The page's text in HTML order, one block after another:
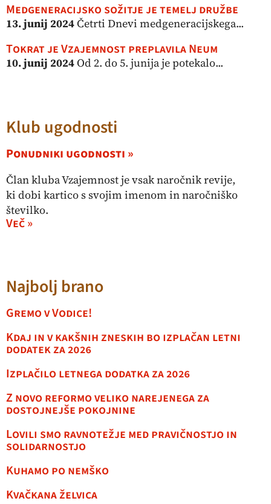
Medgeneracijsko sožitje je temelj družbe
13. junij 2024Četrti Dnevi medgeneracijskega...
Tokrat je Vzajemnost preplavila Neum
10. junij 2024Od 2. do 5. junija je potekalo...
Klub ugodnosti
Ponudniki ugodnosti »
Član kluba Vzajemnost je vsak naročnik revije,
ki dobi kartico s svojim imenom in naročniško
številko.
Več »
Najbolj brano
Gremo v Vodice!
Kdaj in v kakšnih zneskih bo izplačan letni
dodatek za 2026
Izplačilo letnega dodatka za 2026
Z novo reformo veliko narejenega za
dostojnejše pokojnine
Lovili smo ravnotežje med pravičnostjo in
solidarnostjo
Kuhamo po nemško
Kvačkana želvica